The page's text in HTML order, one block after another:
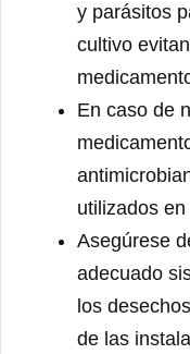
y parásitos
cultivo
En caso de
utilizados
Asegúrese
adecuado
los
de las